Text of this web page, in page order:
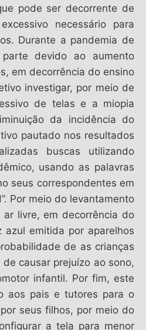
pode ser decorrente de
necessário para
Durante a pandemia de
devido ao aumento
em decorrência do ensino
investigar, por meio de
de telas e a miopia
da incidência do
pautado nos resultados
buscas utilizando
usando as palavras
seus correspondentes em
Por meio do levantamento
livre, em decorrência do
azul emitida por aparelhos
de as crianças
causar prejuízo ao sono,
infantil. Por fim, este
aos pais e tutores para o
seus filhos, por meio do
a tela para menor